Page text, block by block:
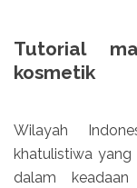
Tutorial
kosmetik
Wilayah
khatulistiwa
dalam